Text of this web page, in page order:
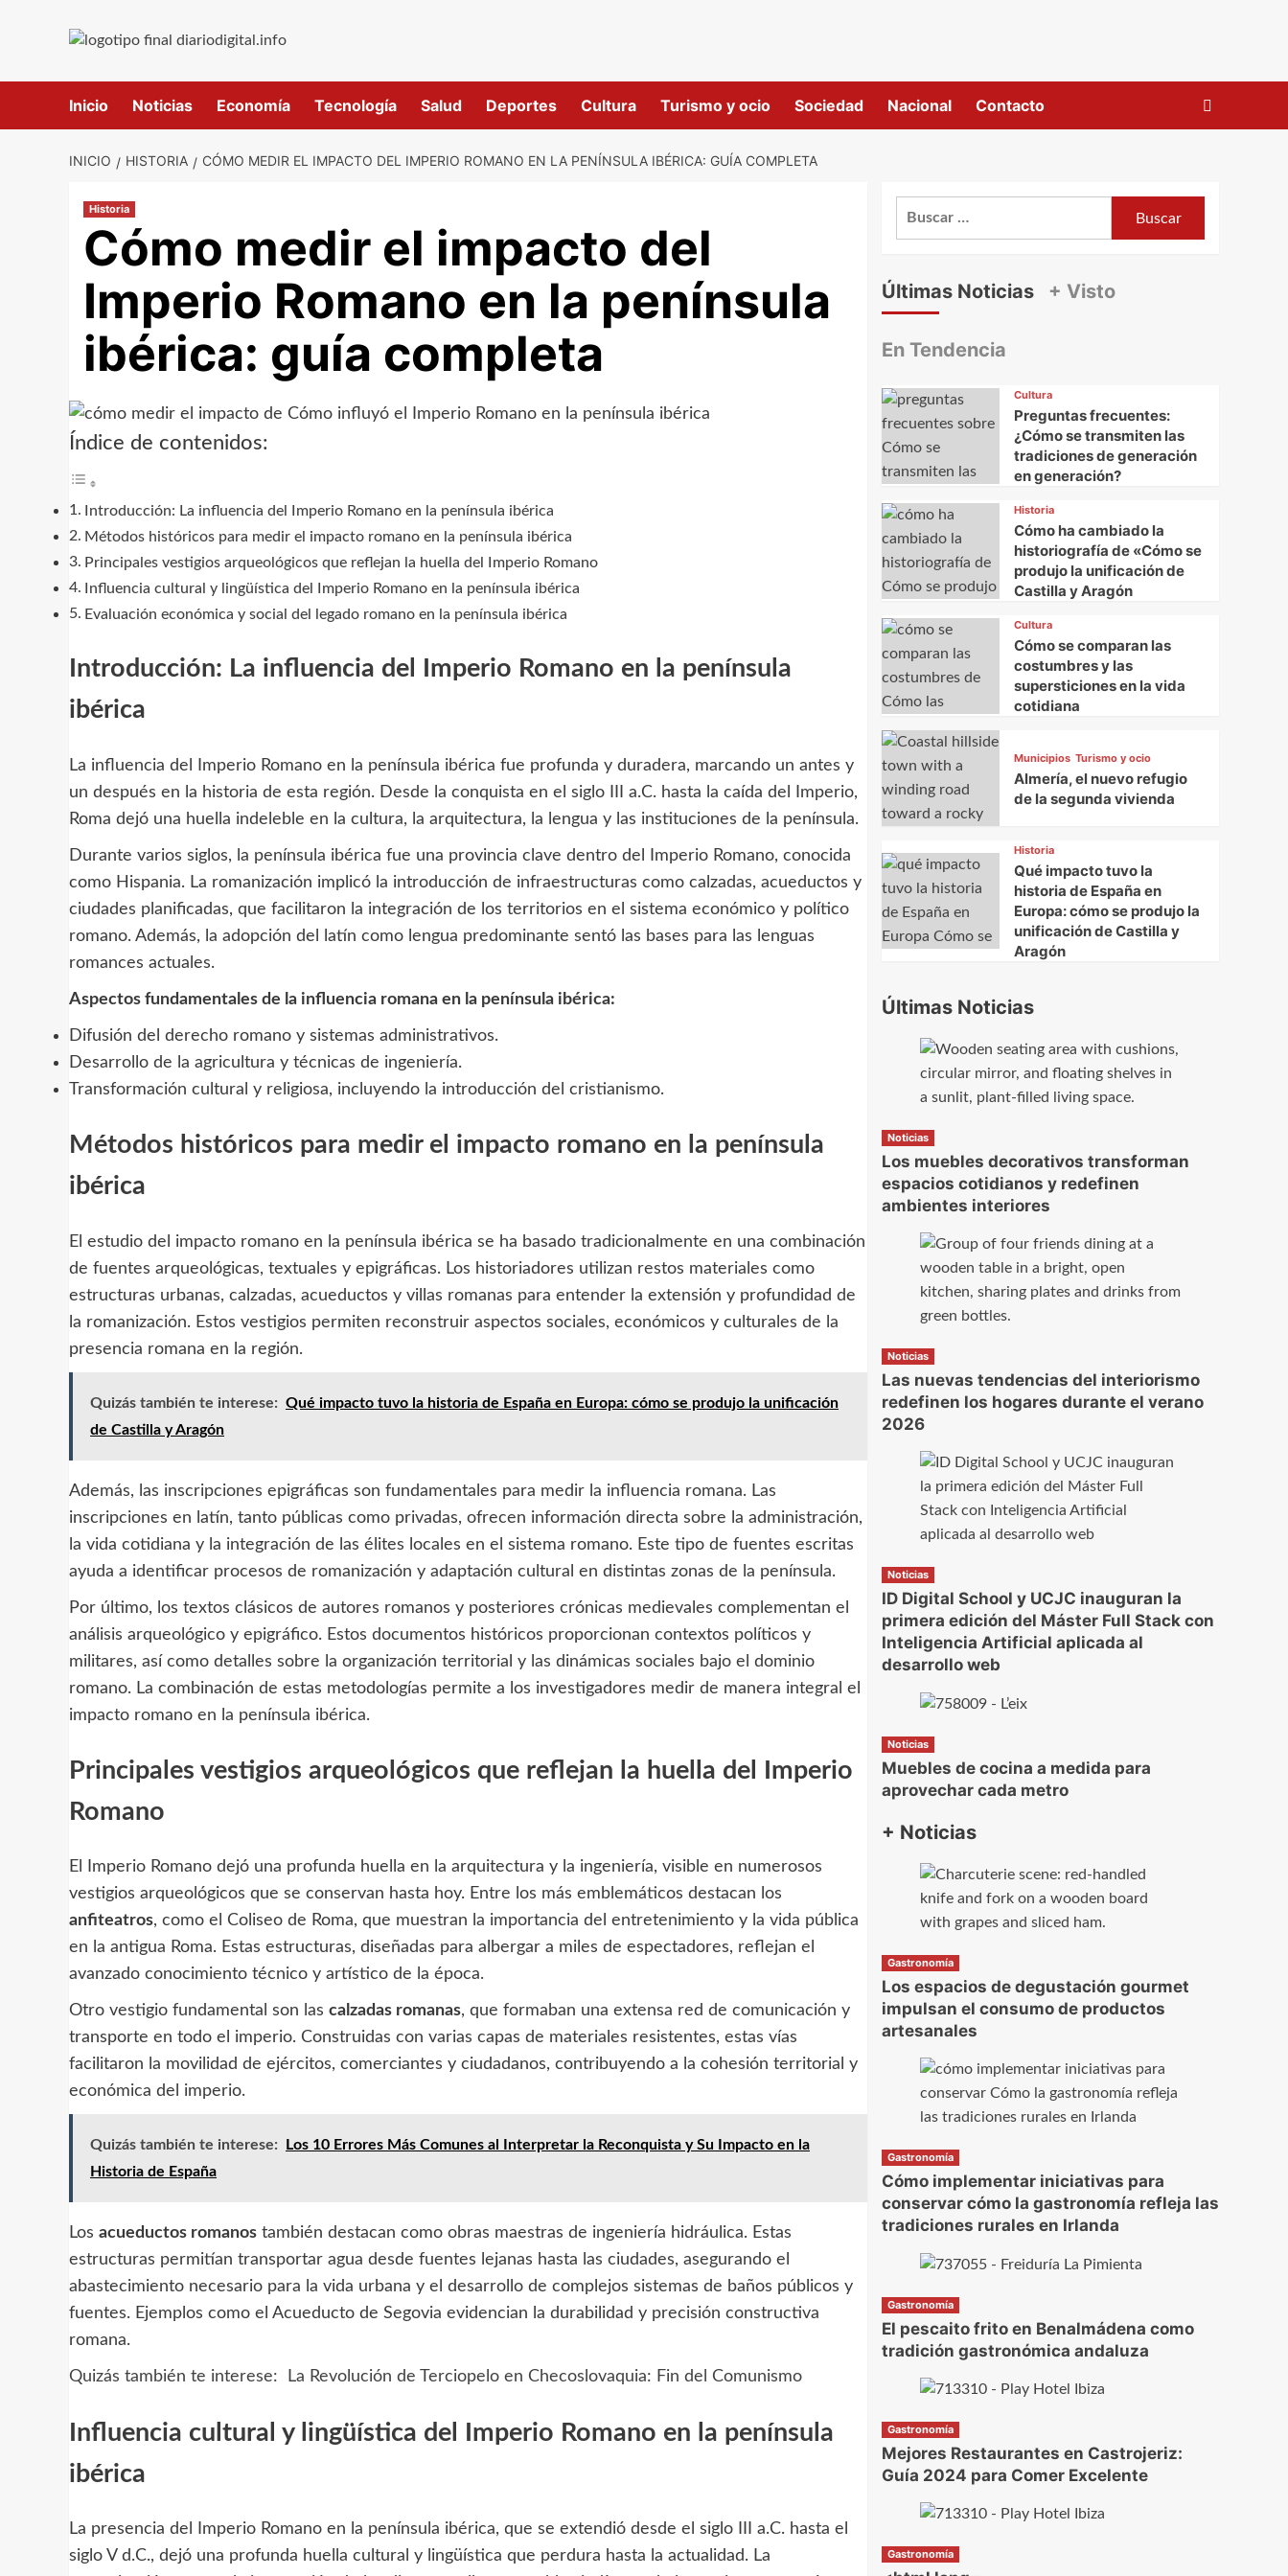
Inicio Noticias Economía Tecnología Salud Deportes Cultura Turismo y ocio Sociedad Nacional Contacto
INICIO HISTORIA CÓMO MEDIR EL IMPACTO DEL IMPERIO ROMANO EN LA PENÍNSULA IBÉRICA: GUÍA COMPLETA
Historia
Cómo medir el impacto del
Imperio Romano en la península
ibérica: guía completa
Índice de contenidos:
Introducción: La influencia del Imperio Romano en la península ibérica
Métodos históricos para medir el impacto romano en la península ibérica
Principales vestigios arqueológicos que reflejan la huella del Imperio Romano
Influencia cultural y lingüística del Imperio Romano en la península ibérica
Evaluación económica y social del legado romano en la península ibérica
Introducción: La influencia del Imperio Romano en la península
ibérica
La influencia del Imperio Romano en la península ibérica fue profunda y duradera, marcando un antes y
un después en la historia de esta región. Desde la conquista en el siglo III a.C. hasta la caída del Imperio,
Roma dejó una huella indeleble en la cultura, la arquitectura, la lengua y las instituciones de la península.
Durante varios siglos, la península ibérica fue una provincia clave dentro del Imperio Romano, conocida
como Hispania. La romanización implicó la introducción de infraestructuras como calzadas, acueductos y
ciudades planificadas, que facilitaron la integración de los territorios en el sistema económico y político
romano. Además, la adopción del latín como lengua predominante sentó las bases para las lenguas
romances actuales.
Aspectos fundamentales de la influencia romana en la península ibérica:
Difusión del derecho romano y sistemas administrativos.
Desarrollo de la agricultura y técnicas de ingeniería.
Transformación cultural y religiosa, incluyendo la introducción del cristianismo.
Métodos históricos para medir el impacto romano en la península
ibérica
El estudio del impacto romano en la península ibérica se ha basado tradicionalmente en una combinación
de fuentes arqueológicas, textuales y epigráficas. Los historiadores utilizan restos materiales como
estructuras urbanas, calzadas, acueductos y villas romanas para entender la extensión y profundidad de
la romanización. Estos vestigios permiten reconstruir aspectos sociales, económicos y culturales de la
presencia romana en la región.
Quizás también te interese: Qué impacto tuvo la historia de España en Europa: cómo se produjo la unificación
de Castilla y Aragón
Además, las inscripciones epigráficas son fundamentales para medir la influencia romana. Las
inscripciones en latín, tanto públicas como privadas, ofrecen información directa sobre la administración,
la vida cotidiana y la integración de las élites locales en el sistema romano. Este tipo de fuentes escritas
ayuda a identificar procesos de romanización y adaptación cultural en distintas zonas de la península.
Por último, los textos clásicos de autores romanos y posteriores crónicas medievales complementan el
análisis arqueológico y epigráfico. Estos documentos históricos proporcionan contextos políticos y
militares, así como detalles sobre la organización territorial y las dinámicas sociales bajo el dominio
romano. La combinación de estas metodologías permite a los investigadores medir de manera integral el
impacto romano en la península ibérica.
Principales vestigios arqueológicos que reflejan la huella del Imperio
Romano
El Imperio Romano dejó una profunda huella en la arquitectura y la ingeniería, visible en numerosos
vestigios arqueológicos que se conservan hasta hoy. Entre los más emblemáticos destacan los
anfiteatros, como el Coliseo de Roma, que muestran la importancia del entretenimiento y la vida pública
en la antigua Roma. Estas estructuras, diseñadas para albergar a miles de espectadores, reflejan el
avanzado conocimiento técnico y artístico de la época.
Otro vestigio fundamental son las calzadas romanas, que formaban una extensa red de comunicación y
transporte en todo el imperio. Construidas con varias capas de materiales resistentes, estas vías
facilitaron la movilidad de ejércitos, comerciantes y ciudadanos, contribuyendo a la cohesión territorial y
económica del imperio.
Quizás también te interese:
Los 10 Errores Más Comunes al Interpretar la Reconquista y Su Impacto en la
Historia de España
Los acueductos romanos también destacan como obras maestras de ingeniería hidráulica. Estas
estructuras permitían transportar agua desde fuentes lejanas hasta las ciudades, asegurando el
abastecimiento necesario para la vida urbana y el desarrollo de complejos sistemas de baños públicos y
fuentes. Ejemplos como el Acueducto de Segovia evidencian la durabilidad y precisión constructiva
romana.
Quizás también te interese: La Revolución de Terciopelo en Checoslovaquia: Fin del Comunismo
Influencia cultural y lingüística del Imperio Romano en la península
ibérica
La presencia del Imperio Romano en la península ibérica, que se extendió desde el siglo III a.C. hasta el
siglo V d.C., dejó una profunda huella cultural y lingüística que perdura hasta la actualidad. La
Últimas Noticias + Visto
En Tendencia
Cultura
Preguntas frecuentes:
¿Cómo se transmiten las
tradiciones de generación
en generación?
Historia
Cómo ha cambiado la
historiografía de «Cómo se
produjo la unificación de
Castilla y Aragón
Cultura
Cómo se comparan las
costumbres y las
supersticiones en la vida
cotidiana
Municipios Turismo y ocio
Almería, el nuevo refugio
de la segunda vivienda
Historia
Qué impacto tuvo la
historia de España en
Europa: cómo se produjo la
unificación de Castilla y
Aragón
Últimas Noticias
Noticias
Los muebles decorativos transforman
espacios cotidianos y redefinen
ambientes interiores
Noticias
Las nuevas tendencias del interiorismo
redefinen los hogares durante el verano
2026
Noticias
ID Digital School y UCJC inauguran la
primera edición del Máster Full Stack con
Inteligencia Artificial aplicada al
desarrollo web
Noticias
Muebles de cocina a medida para
aprovechar cada metro
+ Noticias
Gastronomía
Los espacios de degustación gourmet
impulsan el consumo de productos
artesanales
Gastronomía
Cómo implementar iniciativas para
conservar cómo la gastronomía refleja las
tradiciones rurales en Irlanda
Gastronomía
El pescaito frito en Benalmádena como
tradición gastronómica andaluza
Gastronomía
Mejores Restaurantes en Castrojeriz:
Guía 2024 para Comer Excelente
Gastronomía